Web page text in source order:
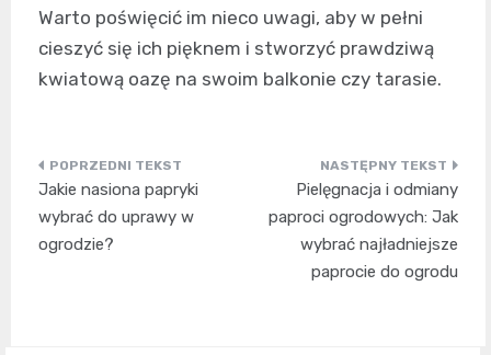
Warto poświęcić im nieco uwagi, aby w pełni
cieszyć się ich pięknem i stworzyć prawdziwą
kwiatową oazę na swoim balkonie czy tarasie.
Nawigacja
wpisu
Jakie nasiona papryki
wybrać do uprawy w
ogrodzie?
Pielęgnacja i odmiany
paproci ogrodowych: Jak
wybrać najładniejsze
paprocie do ogrodu